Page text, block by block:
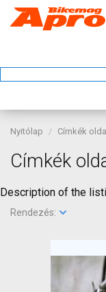
Nyitólap Címkék oldal
Címkék
Description of the
Rendezés: